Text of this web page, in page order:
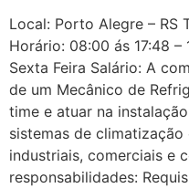
Local: Porto Alegre – RS
Horário: 08:00 ás 17:48 –
Sexta Feira Salário: A
de um Mecânico de
time e atuar na
sistemas de
industriais, comerciais e
responsabilidades: